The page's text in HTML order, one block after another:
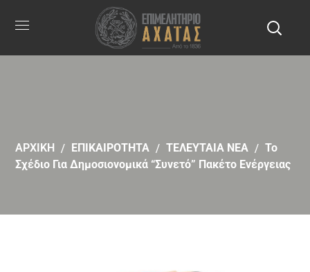
ΑΡΧΙΚΗ ΕΠΙΚΑΙΡΟΤΗΤΑ ΤΕΛΕΥΤΑΙΑ ΝΕΑ
To
Σχέδιο Για Δημοσιονομικά “συνετό” Πακέτο Ενέργειας